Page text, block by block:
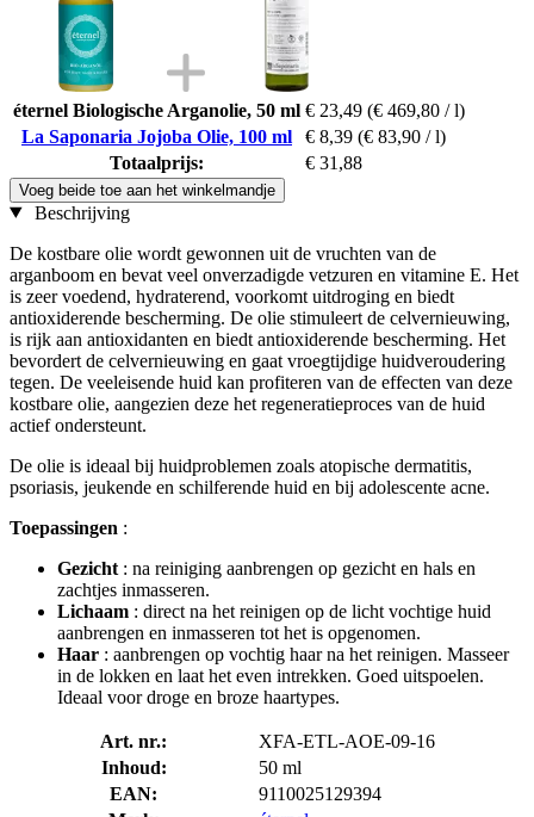
éternel Biologische Arganolie, 50 ml € 23,49 (€ 469,80 / l)
La Saponaria Jojoba Olie, 100 ml
€ 8,39 (€ 83,90 / l)
Totaalprijs:
€ 31,88
Voeg beide toe aan het winkelmandje
Beschrijving
De kostbare olie wordt gewonnen uit de vruchten van de
arganboom en bevat veel onverzadigde vetzuren en vitamine E. Het
is zeer voedend, hydraterend, voorkomt uitdroging en biedt
antioxiderende bescherming. De olie stimuleert de celvernieuwing,
is rijk aan antioxidanten en biedt antioxiderende bescherming. Het
bevordert de celvernieuwing en gaat vroegtijdige huidveroudering
tegen. De veeleisende huid kan profiteren van de effecten van deze
kostbare olie, aangezien deze het regeneratieproces van de huid
actief ondersteunt.
De olie is ideaal bij huidproblemen zoals atopische dermatitis,
psoriasis, jeukende en schilferende huid en bij adolescente acne.
Toepassingen :
Gezicht : na reiniging aanbrengen op gezicht en hals en
zachtjes inmasseren.
Lichaam : direct na het reinigen op de licht vochtige huid
aanbrengen en inmasseren tot het is opgenomen.
Haar : aanbrengen op vochtig haar na het reinigen. Masseer
in de lokken en laat het even intrekken. Goed uitspoelen.
Ideaal voor droge en broze haartypes.
Art. nr.:
XFA-ETL-AOE-09-16
Inhoud:
50 ml
EAN:
9110025129394